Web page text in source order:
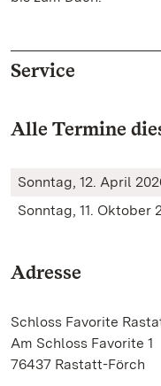
Service
Alle Termine
Sonntag, 12. April
Sonntag, 11. Oktober
Adresse
Schloss Favorite
Am Schloss Favorite 1
76437 Rastatt-Förch